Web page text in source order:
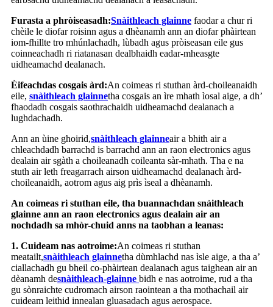
Furasta a phròiseasadh:Snàithleach glainne faodar a chur ri
chèile le diofar roisinn agus a dhèanamh ann an diofar phàirtean
iom-fhillte tro mhúnlachadh, lùbadh agus pròiseasan eile gus
coinneachadh ri riatanasan dealbhaidh eadar-mheasgte
uidheamachd dealanach.
Èifeachdas cosgais àrd:An coimeas ri stuthan àrd-choileanaidh
eile, snàithleach glainnetha cosgais an ìre mhath ìosal aige, a dh’
fhaodadh cosgais saothrachaidh uidheamachd dealanach a
lughdachadh.
Ann an ùine ghoirid,snàithleach glainneair a bhith air a
chleachdadh barrachd is barrachd ann an raon electronics agus
dealain air sgàth a choileanadh coileanta sàr-mhath. Tha e na
stuth air leth freagarrach airson uidheamachd dealanach àrd-
choileanaidh, aotrom agus aig prìs ìseal a dhèanamh.
An coimeas ri stuthan eile, tha buannachdan snàithleach
glainne ann an raon electronics agus dealain air an
nochdadh sa mhòr-chuid anns na taobhan a leanas:
1. Cuideam nas aotroime:An coimeas ri stuthan
meatailt,snàithleach glainnetha dùmhlachd nas ìsle aige, a tha a’
ciallachadh gu bheil co-phàirtean dealanach agus taighean air an
dèanamh desnàithleach-glainne bidh e nas aotroime, rud a tha
gu sònraichte cudromach airson raointean a tha mothachail air
cuideam leithid innealan gluasadach agus aerospace.